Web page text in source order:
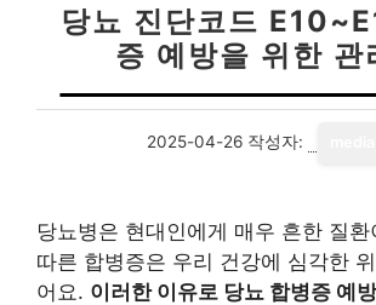
당뇨 진단코드
증 예방을 위한 관
2025-04-26 작성자:
당뇨병은 현대인에게 매우 흔한 질환
따른 합병증은 우리 건강에 심각한
어요. 이러한 이유로 당뇨 합병증 예